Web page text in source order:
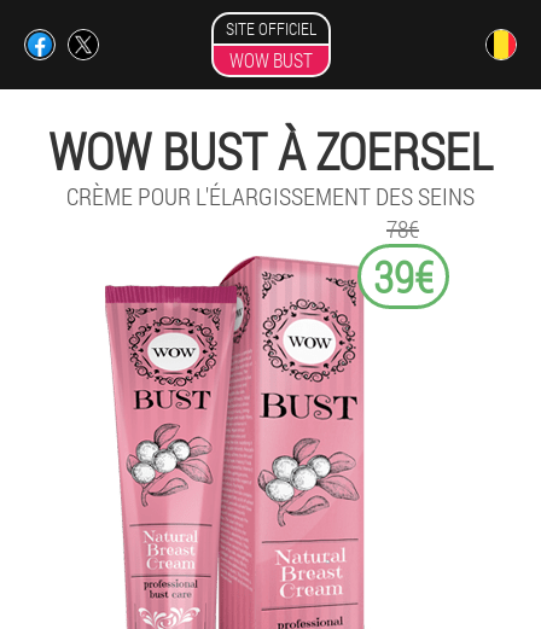
SITE OFFICIEL
WOW BUST
WOW BUST À ZOERSEL
CRÈME POUR L'ÉLARGISSEMENT DES SEINS
78€
39€